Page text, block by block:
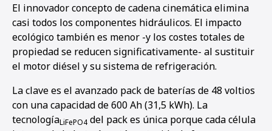
El innovador concepto de cadena cinemática elimina
casi todos los componentes hidráulicos. El impacto
ecológico también es menor -y los costes totales de
propiedad se reducen significativamente- al sustituir
el motor diésel y su sistema de refrigeración.
La clave es el avanzado pack de baterías de 48 voltios
con una capacidad de 600 Ah (31,5 kWh). La
tecnologíaLiFePO4 del pack es única porque cada célula